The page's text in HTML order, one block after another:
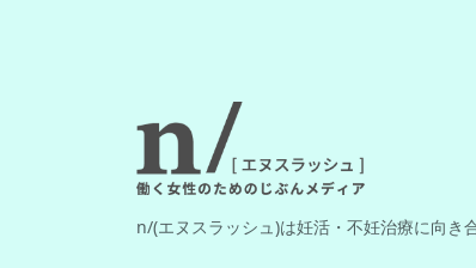
n/(エヌスラッシュ)は妊活・不妊治療に向